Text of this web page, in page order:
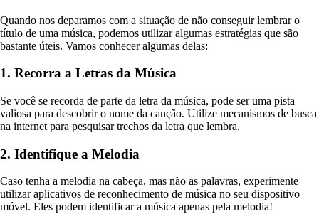
Quando nos deparamos com a situação de não conseguir lembrar o
título de uma música, podemos utilizar algumas estratégias que são
bastante úteis. Vamos conhecer algumas delas:
1. Recorra a Letras da Música
Se você se recorda de parte da letra da música, pode ser uma pista
valiosa para descobrir o nome da canção. Utilize mecanismos de busca
na internet para pesquisar trechos da letra que lembra.
2. Identifique a Melodia
Caso tenha a melodia na cabeça, mas não as palavras, experimente
utilizar aplicativos de reconhecimento de música no seu dispositivo
móvel. Eles podem identificar a música apenas pela melodia!